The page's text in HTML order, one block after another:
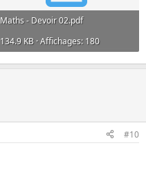
Maths - Devoir 02.pdf
134.9 KB · Affichages: 180
#10